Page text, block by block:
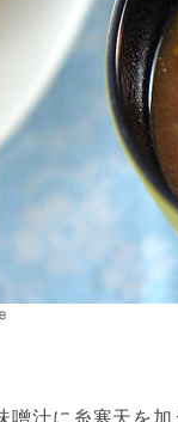
噌汁に糸寒天を